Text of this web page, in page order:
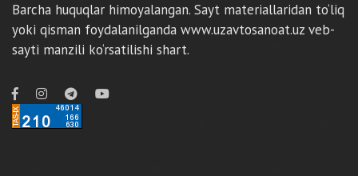
Barcha huquqlar himoyalangan. Sayt materiallaridan to‘liq
yoki qisman foydalanilganda www.uzavtosanoat.uz veb-
sayti manzili ko‘rsatilishi shart.